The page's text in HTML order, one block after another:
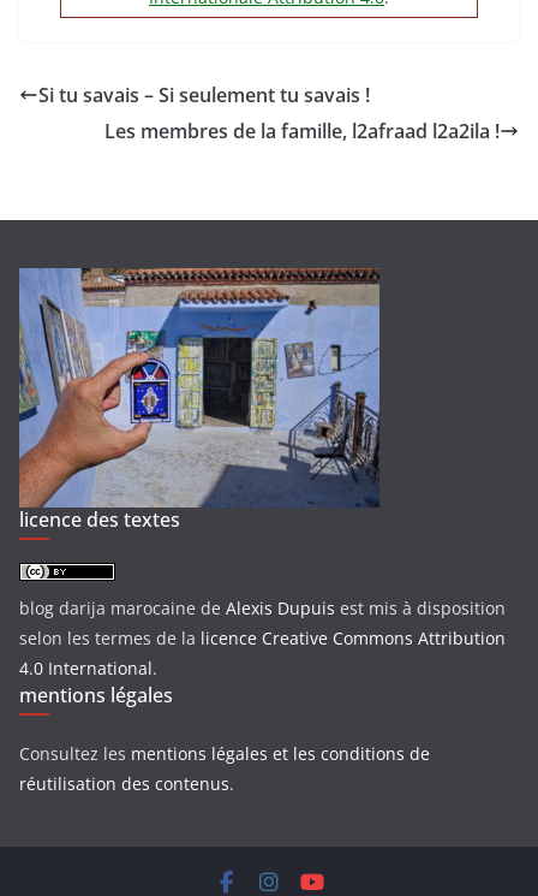
Si tu savais – Si seulement tu savais !
Les membres de la famille, l2afraad l2a2ila !
licence des textes
blog darija marocaine de Alexis Dupuis est mis à disposition
selon les termes de la licence Creative Commons Attribution
4.0 International.
mentions légales
Consultez les mentions légales et les conditions de
réutilisation des contenus.